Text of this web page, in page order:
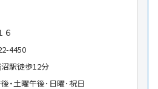
６
4450
沼駅徒歩12分
・土曜午後･日曜･祝日